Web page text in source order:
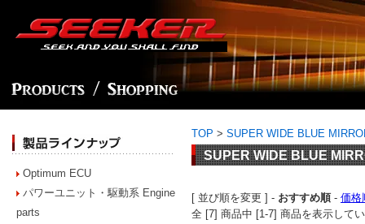
Optimum ECU
パワーユニット・駆動系 Engine
parts
TOP > SUPER WIDE BLUE
SUPER WIDE BLUE
[ 並び順を変更 ] - おすすめ順- 価格
全 [7] 商品中 [1-7] 商品を表示して